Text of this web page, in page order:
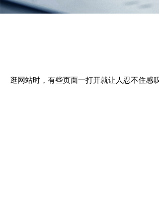
逛网站时，有些页面一打开就让人忍不住感